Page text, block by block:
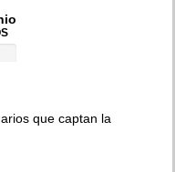
que captan la